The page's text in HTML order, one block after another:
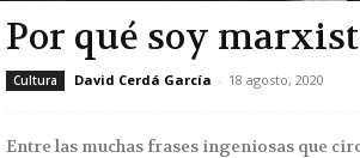
Por qué soy
Cultura David Cerdá García - 18 agosto, 2020
Entre las muchas frases ingeniosas que